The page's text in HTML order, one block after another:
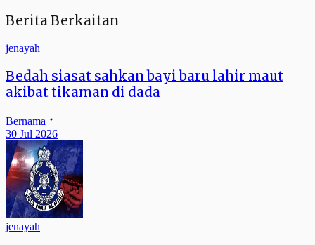
Berita Berkaitan
jenayah
Bedah siasat sahkan bayi baru lahir maut
akibat tikaman di dada
Bernama
30 Jul 2026
jenayah